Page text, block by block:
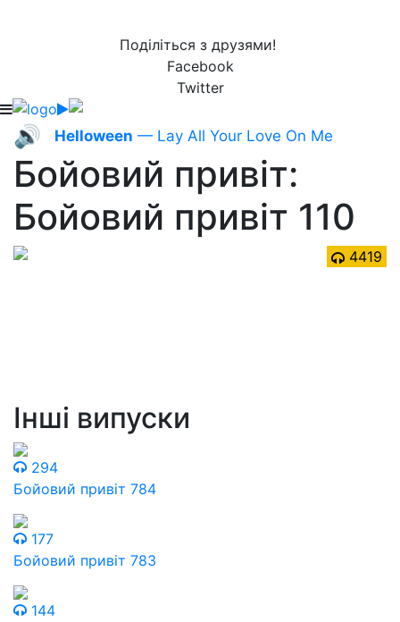
Поділіться з друзями!
Facebook
Twitter
🔊 Helloween — Lay All Your Love On Me
Бойовий привіт:
Бойовий привіт 110
4419
Інші випуски
294
Бойовий привіт 784
177
Бойовий привіт 783
144